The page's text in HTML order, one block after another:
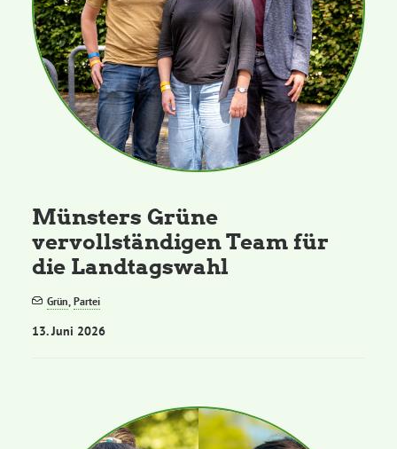
Münsters Grüne
vervollständigen Team für
die Landtagswahl
Grün,Partei
13. Juni 2026